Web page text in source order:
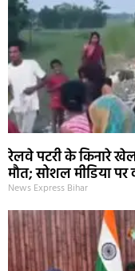
रेलवे पटरी के किनारे
मौत; सोशल मीडिया
News Express Bihar